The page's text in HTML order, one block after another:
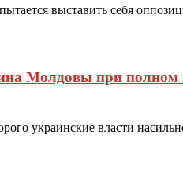
выставить себя
Молдовы при полном
украинские власти